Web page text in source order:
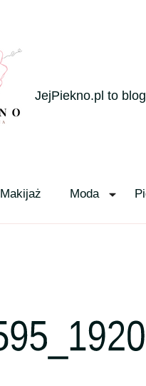
JejPiekno.pl to
Makijaż Moda